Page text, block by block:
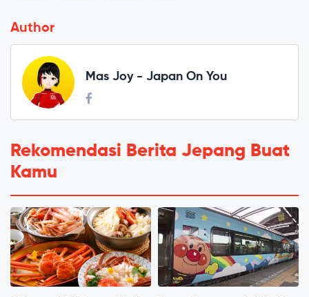
Author
Mas Joy - Japan On You
Rekomendasi Berita Jepang Buat
Kamu